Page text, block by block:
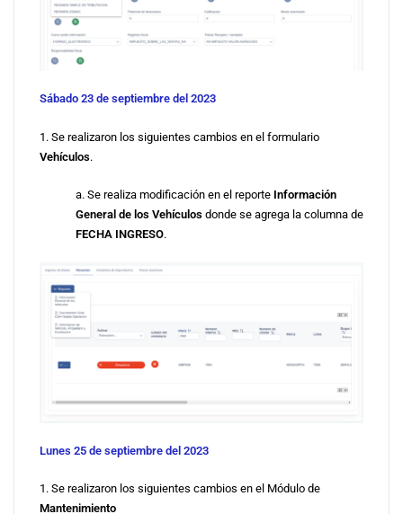
Sábado 23 de septiembre del 2023
1. Se realizaron los siguientes cambios en el formulario
Vehículos.
a. Se realiza modificación en el reporte Información
General de los Vehículos donde se agrega la columna de
FECHA INGRESO.
Lunes 25 de septiembre del 2023
1. Se realizaron los siguientes cambios en el Módulo de
Mantenimiento